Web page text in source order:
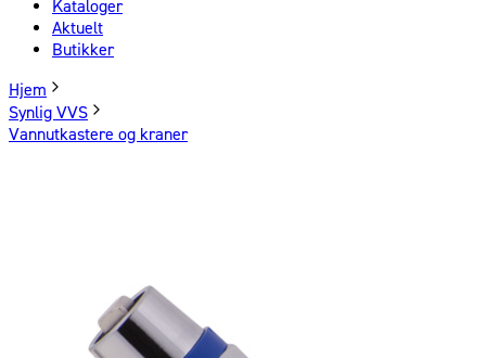
Kataloger
Aktuelt
Butikker
Hjem
Synlig VVS
Vannutkastere og kraner